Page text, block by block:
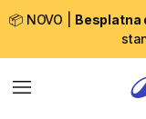
📦 NOVO | Besplatna
Menu